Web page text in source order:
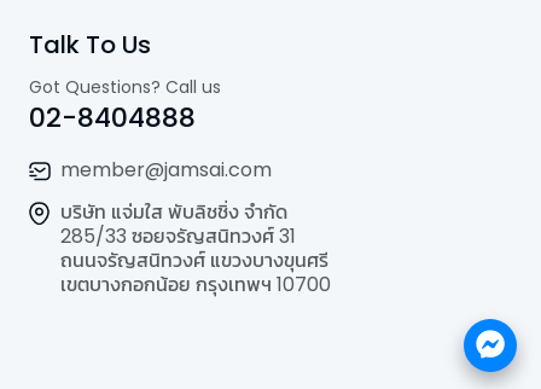
Talk To Us
Got Questions? Call us
02-8404888
member@jamsai.com
บริษัท แจ่มใส พับลิชชิ่ง จำกัด
285/33 ซอยจรัญสนิทวงศ์ 31
ถนนจรัญสนิทวงศ์ แขวงบางขุนศรี
เขตบางกอกน้อย กรุงเทพฯ 10700